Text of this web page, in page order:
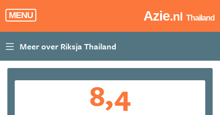
MENU Azie.nl Thailand
8,4